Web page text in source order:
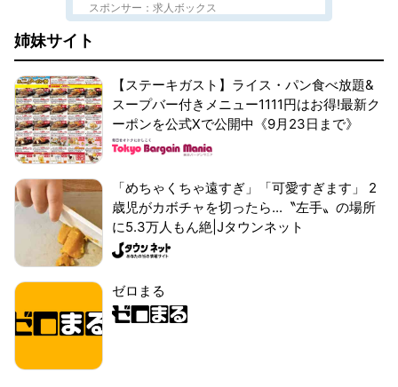
スポンサー：求人ボックス
姉妹サイト
【ステーキガスト】ライス・パン食べ放題&
スープバー付きメニュー1111円はお得!最新ク
ーポンを公式Xで公開中《9月23日まで》
「めちゃくちゃ遠すぎ」「可愛すぎます」 2
歳児がカボチャを切ったら...〝左手〟の場所
に5.3万人もん絶|Jタウンネット
ゼロまる